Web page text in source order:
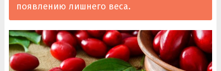
появлению лишнего веса.